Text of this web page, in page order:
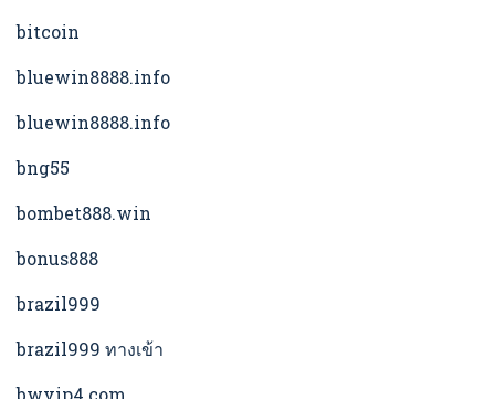
bitcoin
bluewin8888.info
bluewin8888.info
bng55
bombet888.win
bonus888
brazil999
brazil999 ทางเข้า